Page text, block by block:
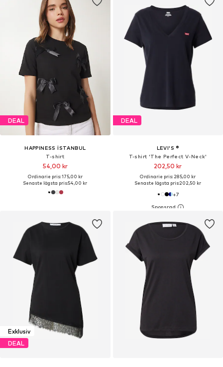
DEAL
HAPPINESS İSTANBUL
T-shirt
54,00 kr
Ordinarie pris: 175,00 kr
Senaste lägsta pris:54,00 kr
DEAL
LEVI'S ®
T-shirt 'The Perfect V-Neck'
202,50 kr
Ordinarie pris: 285,00 kr
Senaste lägsta pris:202,50 kr
+7
Exklusiv
DEAL